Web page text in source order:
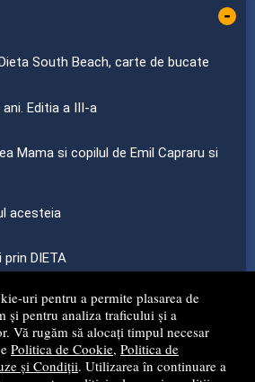
uri pentru a permite plasarea de
și pentru analiza traficului și a
Vă rugăm să alocați timpul necesar
Politica de Cookie, Politica de
și Condiții. Utilizarea în continuare a
-
South Beach, carte de bucate
Editia a III-a
Mama si copilul de Emil Capraru si
acesteia
DIETA
MG NET DISTRIBUTION S.R.L.